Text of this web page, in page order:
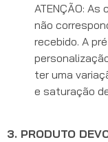
ATENÇÃO:
não
recebido. A
ter uma
e saturação
3. PRODUTO